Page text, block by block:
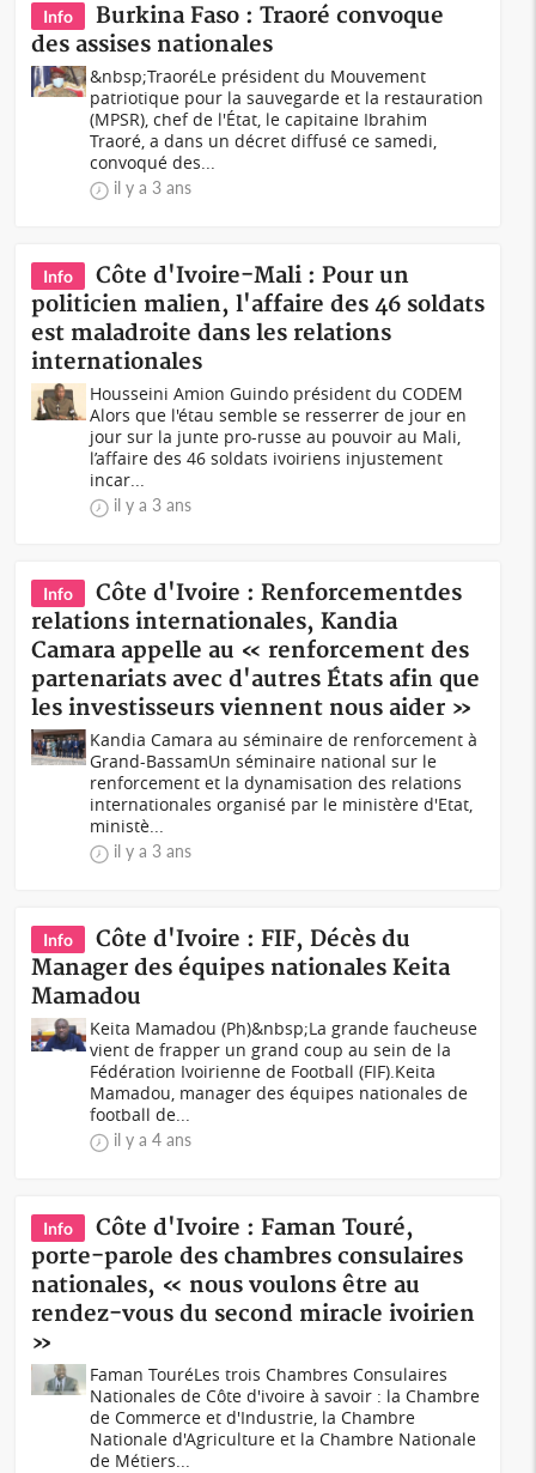
Info
Burkina Faso : Traoré convoque
des assises nationales
&nbsp;TraoréLe président du Mouvement
patriotique pour la sauvegarde et la restauration
(MPSR), chef de l'État, le capitaine Ibrahim
Traoré, a dans un décret diffusé ce samedi,
convoqué des...
il y a 3 ans
Info
Côte d'Ivoire-Mali : Pour un
politicien malien, l'affaire des 46 soldats
est maladroite dans les relations
internationales
Housseini Amion Guindo président du CODEM
Alors que l'étau semble se resserrer de jour en
jour sur la junte pro-russe au pouvoir au Mali,
l’affaire des 46 soldats ivoiriens injustement
incar...
il y a 3 ans
Info
Côte d'Ivoire : Renforcementdes
relations internationales, Kandia
Camara appelle au « renforcement des
partenariats avec d'autres États afin que
les investisseurs viennent nous aider »
Kandia Camara au séminaire de renforcement à
Grand-BassamUn séminaire national sur le
renforcement et la dynamisation des relations
internationales organisé par le ministère d'Etat,
ministè...
il y a 3 ans
Info
Côte d'Ivoire : FIF, Décès du
Manager des équipes nationales Keita
Mamadou
Keita Mamadou (Ph)&nbsp;La grande faucheuse
vient de frapper un grand coup au sein de la
Fédération Ivoirienne de Football (FIF).Keita
Mamadou, manager des équipes nationales de
football de...
il y a 4 ans
Info
Côte d'Ivoire : Faman Touré,
porte-parole des chambres consulaires
nationales, « nous voulons être au
rendez-vous du second miracle ivoirien
»
Faman TouréLes trois Chambres Consulaires
Nationales de Côte d'ivoire à savoir : la Chambre
de Commerce et d'Industrie, la Chambre
Nationale d'Agriculture et la Chambre Nationale
de Métiers...